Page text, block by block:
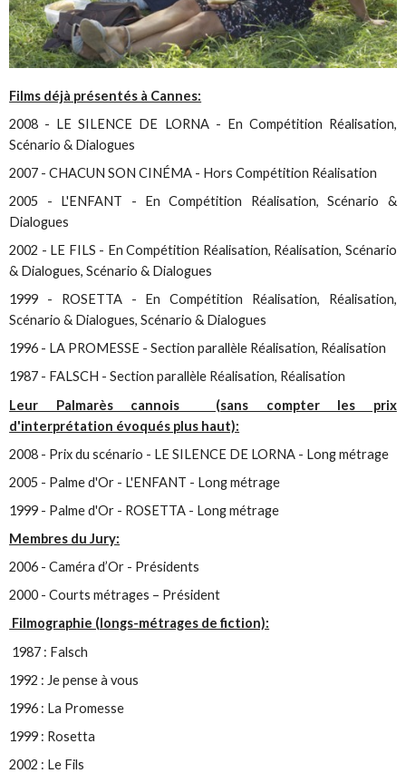
Films déjà présentés à Cannes:
2008 - LE SILENCE DE LORNA - En Compétition Réalisation,
Scénario & Dialogues
2007 - CHACUN SON CINÉMA - Hors Compétition Réalisation
2005 - L'ENFANT - En Compétition Réalisation, Scénario &
Dialogues
2002 - LE FILS - En Compétition Réalisation, Réalisation, Scénario
& Dialogues, Scénario & Dialogues
1999 - ROSETTA - En Compétition Réalisation, Réalisation,
Scénario & Dialogues, Scénario & Dialogues
1996 - LA PROMESSE - Section parallèle Réalisation, Réalisation
1987 - FALSCH - Section parallèle Réalisation, Réalisation
Leur Palmarès cannois (sans compter les prix
d'interprétation évoqués plus haut):
2008 - Prix du scénario - LE SILENCE DE LORNA - Long métrage
2005 - Palme d'Or - L'ENFANT - Long métrage
1999 - Palme d'Or - ROSETTA - Long métrage
Membres du Jury:
2006 - Caméra d’Or - Présidents
2000 - Courts métrages – Président
Filmographie (longs-métrages de fiction):
1987 : Falsch
1992 : Je pense à vous
1996 : La Promesse
1999 : Rosetta
2002 : Le Fils